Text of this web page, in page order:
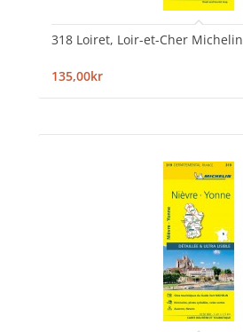
318 Loiret, Loir-et-Cher Michelin
135,00kr